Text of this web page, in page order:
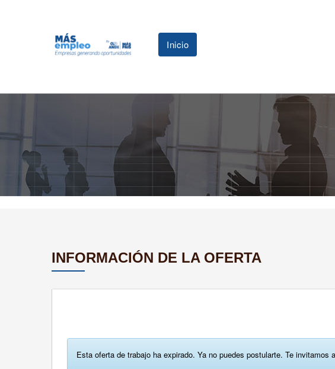
Inicio
INFORMACIÓN DE LA OFERTA
Esta oferta de trabajo ha expirado. Ya no puedes postularte. Te invitamos